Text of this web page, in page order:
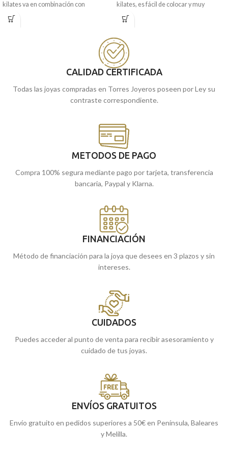
kilates va en combinación con
radiantes circonitas que no pasarán
desapercibidas.
tiendas de Málaga, o si lo prefieres,
puedes encargarlo online y te lo
kilates, es fácil de colocar y muy
cómodo de llevar. Además, combina
radiantes circonitas en su inferior que
Puedes encontrarlo en nuestras
tiendas de Málaga y Melilla, o si lo
prefieres, puedes encargarlo online
CALIDAD CERTIFICADA
Todas las joyas compradas en Torres Joyeros poseen por Ley su
contraste correspondiente.
METODOS DE PAGO
Compra 100% segura mediante pago por tarjeta, transferencia
bancaria, Paypal y Klarna.
FINANCIACIÓN
Método de financiación para la joya que desees en 3 plazos y sin
intereses.
CUIDADOS
Puedes acceder al punto de venta para recibir asesoramiento y
cuidado de tus joyas.
ENVÍOS GRATUITOS
Envío gratuito en pedidos superiores a 50€ en Península, Baleares
y Melilla.